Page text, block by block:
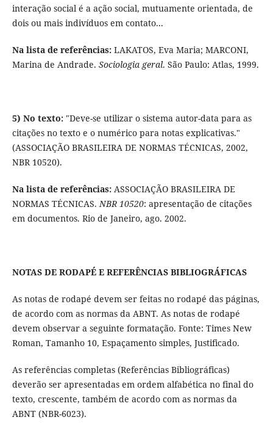
interação social é a ação social, mutuamente orientada, de
dois ou mais indivíduos em contato...
Na lista de referências: LAKATOS, Eva Maria; MARCONI,
Marina de Andrade. Sociologia geral. São Paulo: Atlas, 1999.
5) No texto: "Deve-se utilizar o sistema autor-data para as
citações no texto e o numérico para notas explicativas."
(ASSOCIAÇÃO BRASILEIRA DE NORMAS TÉCNICAS, 2002,
NBR 10520).
Na lista de referências:ASSOCIAÇÃO BRASILEIRA DE
NORMAS TÉCNICAS. NBR 10520: apresentação de citações
em documentos. Rio de Janeiro, ago. 2002.
NOTAS DE RODAPÉ E REFERÊNCIAS BIBLIOGRÁFICAS
As notas de rodapé devem ser feitas no rodapé das páginas,
de acordo com as normas da ABNT. As notas de rodapé
devem observar a seguinte formatação. Fonte: Times New
Roman, Tamanho 10, Espaçamento simples, Justificado.
As referências completas (Referências Bibliográficas)
deverão ser apresentadas em ordem alfabética no final do
texto, crescente, também de acordo com as normas da
ABNT (NBR-6023).